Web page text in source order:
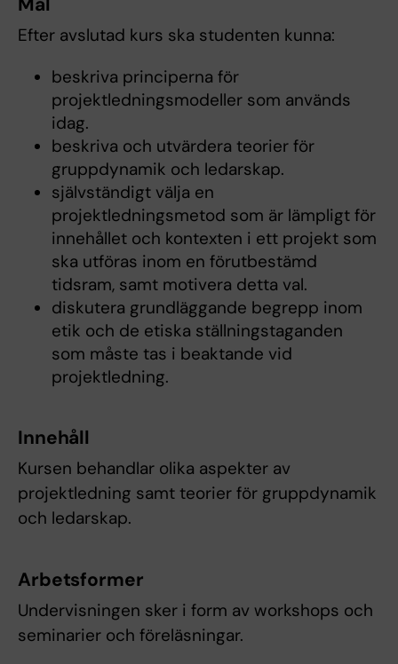
Efter avslutad kurs ska studenten kunna:
beskriva principerna för
projektledningsmodeller som används
idag.
beskriva och utvärdera teorier för
gruppdynamik och ledarskap.
självständigt välja en
projektledningsmetod som är lämpligt för
innehållet och kontexten i ett projekt som
ska utföras inom en förutbestämd
tidsram, samt motivera detta val.
diskutera grundläggande begrepp inom
etik och de etiska ställningstaganden
som måste tas i beaktande vid
projektledning.
Innehåll
Kursen behandlar olika aspekter av
projektledning samt teorier för gruppdynamik
och ledarskap.
Arbetsformer
Undervisningen sker i form av workshops och
seminarier och föreläsningar.